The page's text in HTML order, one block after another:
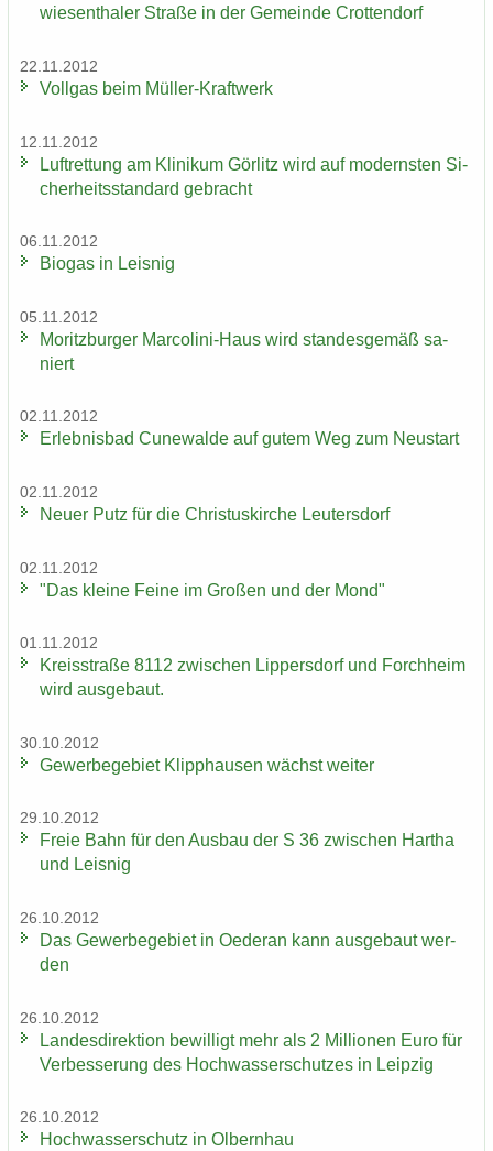
wie­sen­tha­ler Stra­ße in der Ge­mein­de Crot­ten­dorf
22.11.2012
Voll­gas beim Müller-​Kraftwerk
12.11.2012
Luft­ret­tung am Kli­ni­kum Gör­litz wird auf mo­derns­ten Si­
cher­heits­stan­dard ge­bracht
06.11.2012
Bio­gas in Leis­nig
05.11.2012
Mo­ritz­bur­ger Marcolini-​Haus wird stan­des­ge­mäß sa­
niert
02.11.2012
Er­leb­nis­bad Cu­n­e­wal­de auf gutem Weg zum Neu­start
02.11.2012
Neuer Putz für die Chris­tus­kir­che Leu­ters­dorf
02.11.2012
"Das klei­ne Feine im Gro­ßen und der Mond"
01.11.2012
Kreis­stra­ße 8112 zwi­schen Lip­pers­dorf und Forch­heim
wird aus­ge­baut.
30.10.2012
Ge­wer­be­ge­biet Klipp­hau­sen wächst wei­ter
29.10.2012
Freie Bahn für den Aus­bau der S 36 zwi­schen Har­tha
und Leis­nig
26.10.2012
Das Ge­wer­be­ge­biet in Oe­der­an kann aus­ge­baut wer­
den
26.10.2012
Lan­des­di­rek­ti­on be­wil­ligt mehr als 2 Mil­lio­nen Euro für
Ver­bes­se­rung des Hoch­was­ser­schut­zes in Leip­zig
26.10.2012
Hoch­was­ser­schutz in Ol­bern­hau